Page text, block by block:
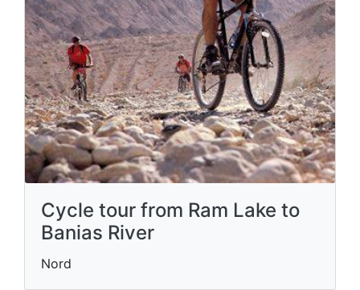
Cycle tour from Ram Lake to
Banias River
Nord